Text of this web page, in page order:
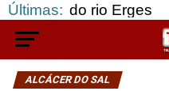
Últimas:
rio Erges Opinião:
ALCÁCER DO SAL